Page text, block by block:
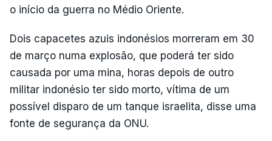
o início da guerra no Médio Oriente.
Dois capacetes azuis indonésios morreram em 30
de março numa explosão, que poderá ter sido
causada por uma mina, horas depois de outro
militar indonésio ter sido morto, vítima de um
possível disparo de um tanque israelita, disse uma
fonte de segurança da ONU.